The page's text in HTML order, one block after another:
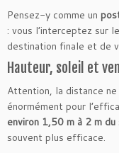
Pensez-y comme un
: vous l’interceptez sur
destination finale et de
Hauteur, soleil et
Attention, la distance
énormément pour
environ 1,50 m à 2 m du
souvent plus efficace.